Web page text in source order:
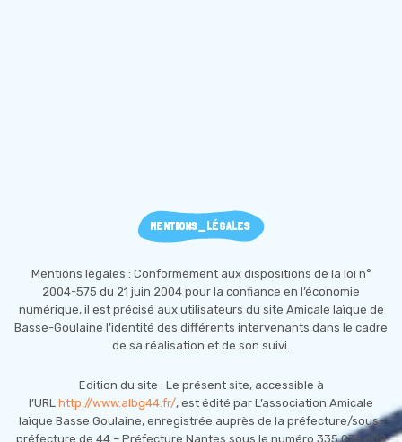
MENTIONS_LÉGALES
Mentions légales : Conformément aux dispositions de la loi n°
2004-575 du 21 juin 2004 pour la confiance en l’économie
numérique, il est précisé aux utilisateurs du site Amicale laïque de
Basse-Goulaine l’identité des différents intervenants dans le cadre
de sa réalisation et de son suivi.
Edition du site : Le présent site, accessible à
l’URL http://www.albg44.fr/, est édité par L’association Amicale
laïque Basse Goulaine, enregistrée auprès de la préfecture/sous-
préfecture de 44 – Préfecture Nantes sous le numéro 335 076 600